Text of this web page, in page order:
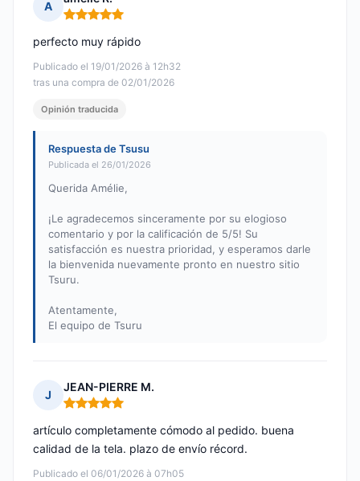
A
Nota: 5 de 5
Publicado el 19/01/2026 à 12h32
tras una compra de 02/01/2026
perfecto muy rápido
Opinión traducida
Respuesta de Tsusu
Publicada el 26/01/2026
Querida Amélie,
¡Le agradecemos sinceramente por su elogioso
comentario y por la calificación de 5/5! Su
satisfacción es nuestra prioridad, y esperamos darle
la bienvenida nuevamente pronto en nuestro sitio
Tsuru.
Atentamente,
El equipo de Tsuru
J
JEAN-PIERRE M.
Nota: 5 de 5
Publicado el 06/01/2026 à 07h05
artículo completamente cómodo al pedido. buena
calidad de la tela. plazo de envío récord.